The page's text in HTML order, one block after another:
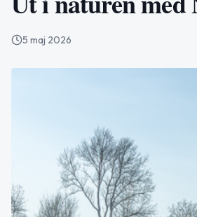
5 maj 2026